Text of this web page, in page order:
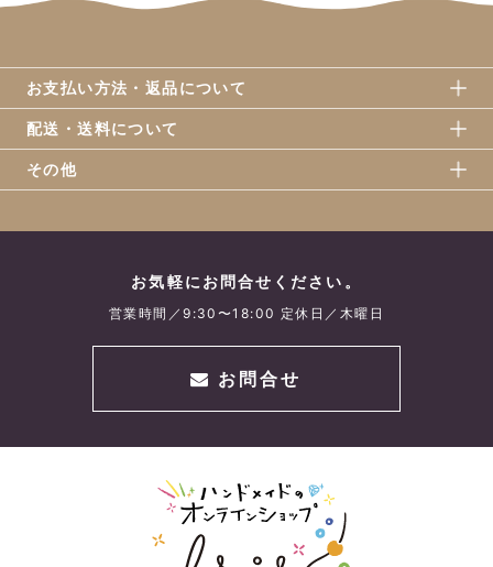
お支払い方法・返品について
配送・送料について
その他
お気軽にお問合せください。
営業時間／9:30〜18:00 定休日／木曜日
お問合せ